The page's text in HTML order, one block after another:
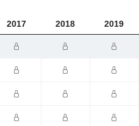
2017 2018 2019